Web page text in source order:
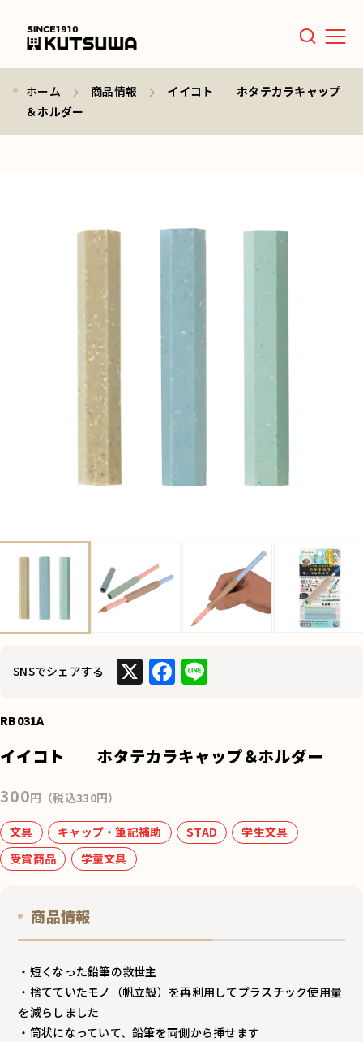
Menu
ホーム 商品情報
イイコト ホタテカラキャップ
＆ホルダー
SNSでシェアする X F
e
b
o
k
Li
RB031A
イイコト ホタテカラキャップ＆ホルダー
300円（税込330円）
文具 キャップ・筆記補助 STAD
学生文具
受賞商品
学童文具
商品情報
・短くなった鉛筆の救世主
・捨てていたモノ（帆立殻）を再利用してプラスチック使用量
を減らしました
・筒状になっていて、鉛筆を両側から挿せます